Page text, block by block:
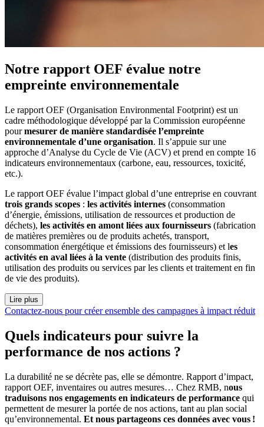
Notre rapport OEF évalue notre
empreinte environnementale
Le rapport OEF (Organisation Environmental Footprint) est un
cadre méthodologique développé par la Commission européenne
pourmesurer de manière standardisée l’empreinte
environnementale d’une organisation. Il s’appuie sur une
approche d’Analyse du Cycle de Vie (ACV) et prend en compte 16
indicateurs environnementaux (carbone, eau, ressources, toxicité,
etc.).
Le rapport OEF évalue l’impact global d’une entreprise en couvrant
trois grands scopes : les activités internes (consommation
d’énergie, émissions, utilisation de ressources et production de
déchets), les activités en amont liées aux fournisseurs (fabrication
de matières premières ou de produits achetés, transport,
consommation énergétique et émissions des fournisseurs) et les
activités en aval liées à la vente (distribution des produits finis,
utilisation des produits ou services par les clients et traitement en fin
de vie des produits).
Lire plus
Contactez-nous pour créer ensemble des campagnes à impact réduit
Quels indicateurs pour suivre la
performance de nos actions ?
La durabilité ne se décrète pas, elle se démontre. Rapport d’impact,
rapport OEF, inventaires ou autres mesures… Chez RMB, nous
traduisons nos engagements en indicateurs de performance qui
permettent de mesurer la portée de nos actions, tant au plan social
qu’environnemental. Et nous partageons ces données avec vous !